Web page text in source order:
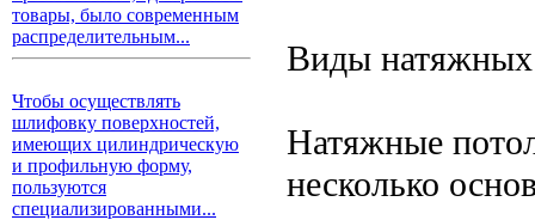
товары, было современным
распределительным...
Чтобы осуществлять
шлифовку поверхностей,
имеющих цилиндрическую
и профильную форму,
пользуются
специализированными...
Виды натяжных
Натяжные
несколько